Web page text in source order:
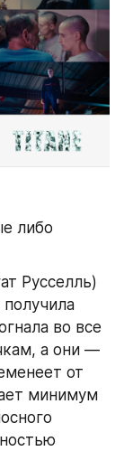
либо
Русселль)
во все
а они —
от
минимум